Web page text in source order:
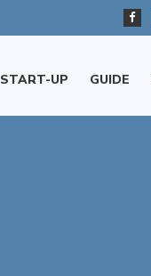
START-UP GUIDE